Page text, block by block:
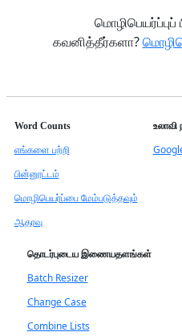
கவனித்தீர்களா?
Word Counts
எங்களை பற்றி
பின்னூட்டம்
மொழிபெயர்ப்பை மேம்படுத்தவும்
ஆதரவு
உலாவி
தொடர்புடைய இணையதளங்கள்
Batch Resizer
Change Case
Combine Lists